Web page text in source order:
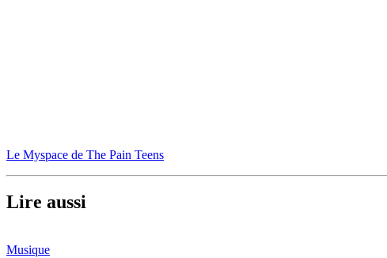
Le Myspace de The Pain Teens
Lire aussi
Musique